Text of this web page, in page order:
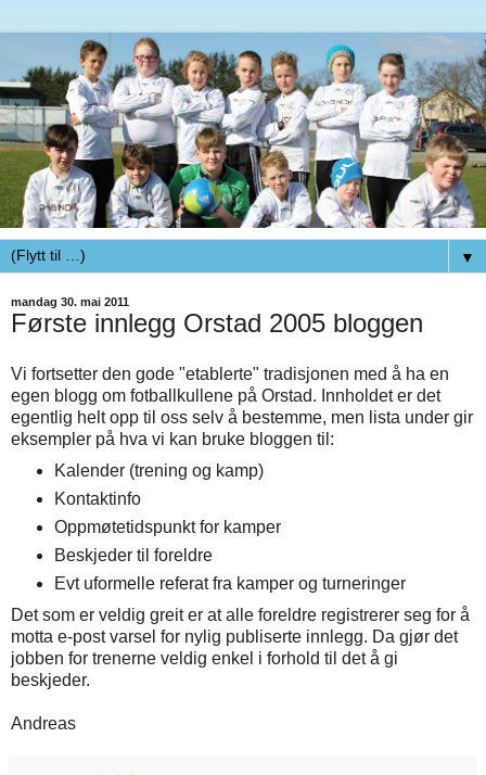
▼
mandag 30. mai 2011
Første innlegg Orstad 2005 bloggen
Vi fortsetter den gode "etablerte" tradisjonen med å ha en
egen blogg om fotballkullene på Orstad. Innholdet er det
egentlig helt opp til oss selv å bestemme, men lista under gir
eksempler på hva vi kan bruke bloggen til:
Kalender (trening og kamp)
Kontaktinfo
Oppmøtetidspunkt for kamper
Beskjeder til foreldre
Evt uformelle referat fra kamper og turneringer
Det som er veldig greit er at alle foreldre registrerer seg for å
motta e-post varsel for nylig publiserte innlegg. Da gjør det
jobben for trenerne veldig enkel i forhold til det å gi
beskjeder.
Andreas